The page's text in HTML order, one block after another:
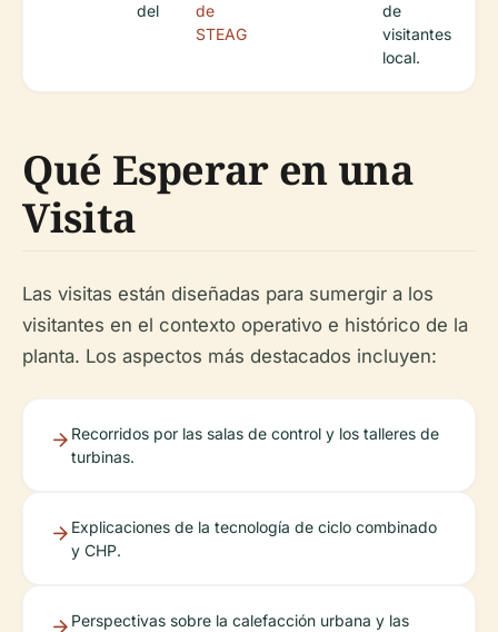
del
de
STEAG
de
visitantes
local.
Qué Esperar en una
Visita
Las visitas están diseñadas para sumergir a los
visitantes en el contexto operativo e histórico de la
planta. Los aspectos más destacados incluyen:
Recorridos por las salas de control y los talleres de
turbinas.
Explicaciones de la tecnología de ciclo combinado
y CHP.
Perspectivas sobre la calefacción urbana y las